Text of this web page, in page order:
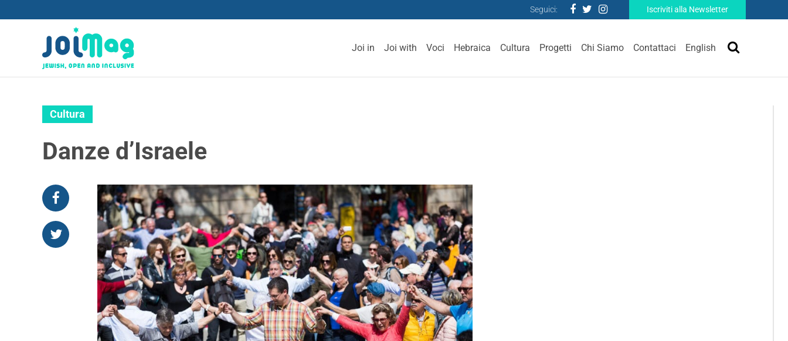
Seguici: Iscriviti alla Newsletter
Joi in Joi with Voci Hebraica Cultura Progetti Chi Siamo Contattaci English
Cultura
Danze d’Israele